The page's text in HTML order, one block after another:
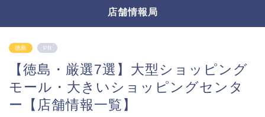
店舗情報局
徳島 PR
【徳島・厳選7選】大型ショッピング
モール・大きいショッピングセンタ
ー【店舗情報一覧】